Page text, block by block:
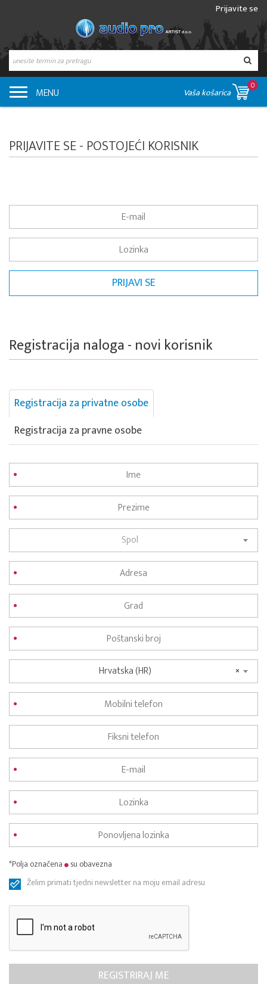
Prijavite se
MENU Vaša košarica
0
PRIJAVITE SE - POSTOJEĆI KORISNIK
Registracija naloga - novi korisnik
Registracija za privatne osobe
Registracija za pravne osobe
Spol
×
Hrvatska (HR)
*Polja označena
su obavezna
Želim primati tjedni newsletter na moju email adresu